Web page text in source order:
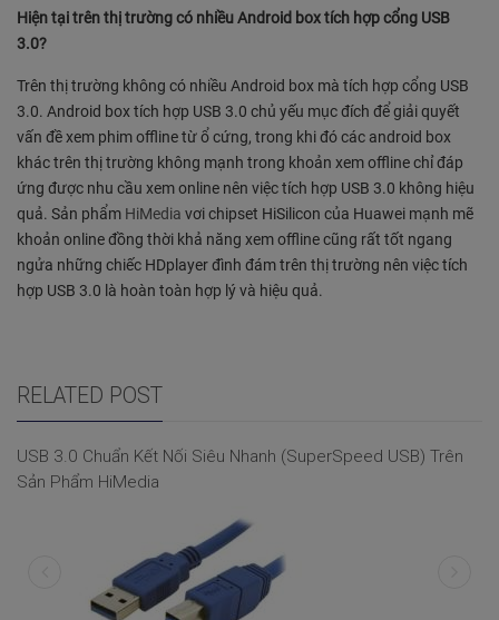
Hiện tại trên thị trường có nhiều Android box tích hợp cổng USB
3.0?
Trên thị trường không có nhiều Android box mà tích hợp cổng USB
3.0. Android box tích hợp USB 3.0 chủ yếu mục đích để giải quyết
vấn đề xem phim offline từ ổ cứng, trong khi đó các android box
khác trên thị trường không mạnh trong khoản xem offline chỉ đáp
ứng được nhu cầu xem online nên việc tích hợp USB 3.0 không hiệu
quả. Sản phẩm HiMedia vơi chipset HiSilicon của Huawei mạnh mẽ
khoản online đồng thời khả năng xem offline cũng rất tốt ngang
ngửa những chiếc HDplayer đình đám trên thị trường nên việc tích
hợp USB 3.0 là hoàn toàn hợp lý và hiệu quả.
RELATED POST
USB 3.0 Chuẩn Kết Nối Siêu Nhanh (SuperSpeed USB) Trên
Sản Phẩm HiMedia